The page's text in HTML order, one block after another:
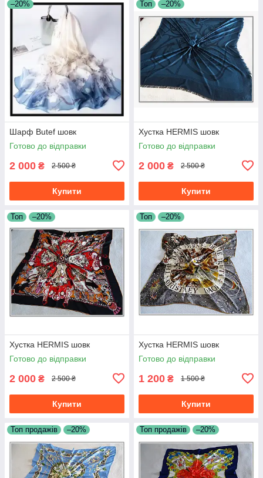
–20%
Шарф Butef шовк
Готово до відправки
2 000 ₴ 2 500 ₴
Купити
Топ –20%
Хустка HERMIS шовк
Готово до відправки
2 000 ₴ 2 500 ₴
Купити
Топ –20%
Хустка HERMIS шовк
Готово до відправки
2 000 ₴ 2 500 ₴
Купити
Топ –20%
Хустка HERMIS шовк
Готово до відправки
1 200 ₴ 1 500 ₴
Купити
Топ продажів –20% Топ продажів –20%